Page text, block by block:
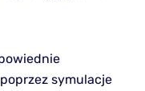
symulacje